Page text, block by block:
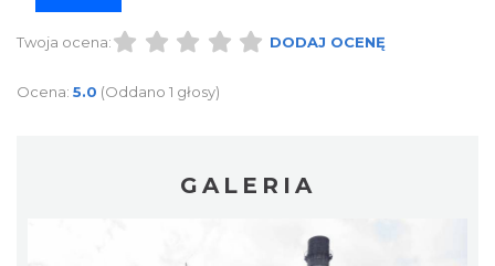
Twoja ocena: DODAJ OCENĘ
Ocena: 5.0 (Oddano 1 głosy)
GALERIA